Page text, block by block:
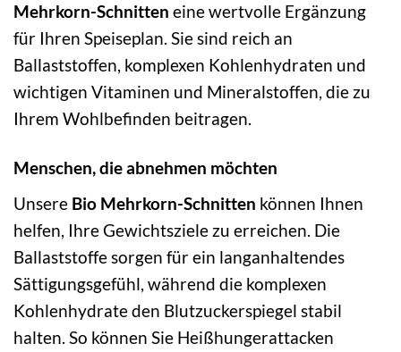
Mehrkorn-Schnitten eine wertvolle Ergänzung
für Ihren Speiseplan. Sie sind reich an
Ballaststoffen, komplexen Kohlenhydraten und
wichtigen Vitaminen und Mineralstoffen, die zu
Ihrem Wohlbefinden beitragen.
Menschen, die abnehmen möchten
Unsere Bio Mehrkorn-Schnitten können Ihnen
helfen, Ihre Gewichtsziele zu erreichen. Die
Ballaststoffe sorgen für ein langanhaltendes
Sättigungsgefühl, während die komplexen
Kohlenhydrate den Blutzuckerspiegel stabil
halten. So können Sie Heißhungerattacken